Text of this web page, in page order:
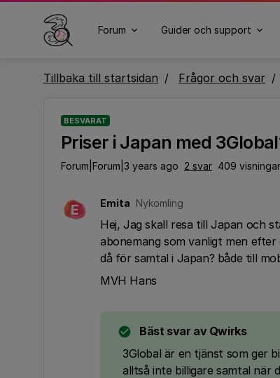
Forum Guider och support
Tillbaka till startsidan Frågor och svar
BESVARAT
Priser i Japan med
Forum|Forum|3 years ago 2 svar 409 visningar
E Emita Nykomling
Hej, Jag skall resa till Japan och
abonemang som vanligt men
då för samtal i Japan? både till
MVH Hans
Bäst svar av Qwirks
3Global är en tjänst som ger
alltså inte billigare samtal när